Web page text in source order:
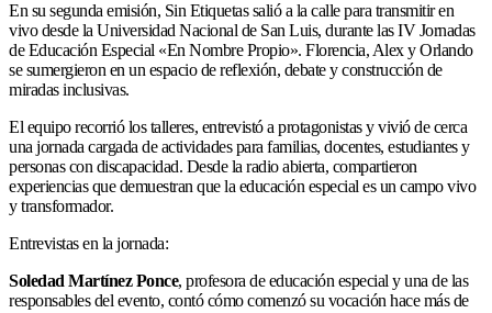
En su segunda emisión, Sin Etiquetas salió a la calle para transmitir en
vivo desde la Universidad Nacional de San Luis, durante las IV Jornadas
de Educación Especial «En Nombre Propio». Florencia, Alex y Orlando
se sumergieron en un espacio de reflexión, debate y construcción de
miradas inclusivas.
El equipo recorrió los talleres, entrevistó a protagonistas y vivió de cerca
una jornada cargada de actividades para familias, docentes, estudiantes y
personas con discapacidad. Desde la radio abierta, compartieron
experiencias que demuestran que la educación especial es un campo vivo
y transformador.
Entrevistas en la jornada:
Soledad Martínez Ponce, profesora de educación especial y una de las
responsables del evento, contó cómo comenzó su vocación hace más de